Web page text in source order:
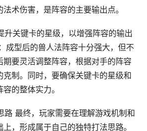
术伤害，是阵容的主要输出点。
升关键卡的星级，以增强阵容的输出
成型后的兽人法阵容十分强大，但不
期要灵活调整阵容，根据对手的阵容
克制。同时，要确保关键卡的星级和
的整体实力。
路 最终，玩家需要在理解游戏机制和
，形成属于自己的独特打法思路。